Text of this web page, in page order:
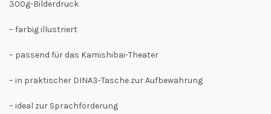
300g-Bilderdruck
– farbig illustriert
– passend für das Kamishibai-Theater
– in praktischer DINA3-Tasche zur Aufbewahrung
– ideal zur Sprachförderung